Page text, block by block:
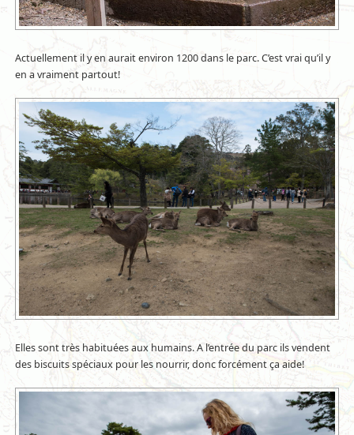
Actuellement il y en aurait environ 1200 dans le parc. C’est vrai qu’il y
en a vraiment partout!
Elles sont très habituées aux humains. A l’entrée du parc ils vendent
des biscuits spéciaux pour les nourrir, donc forcément ça aide!